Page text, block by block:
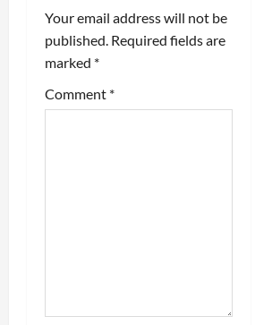
v
i
g
Your email address will not be
published. Required fields are
marked *
Comment *